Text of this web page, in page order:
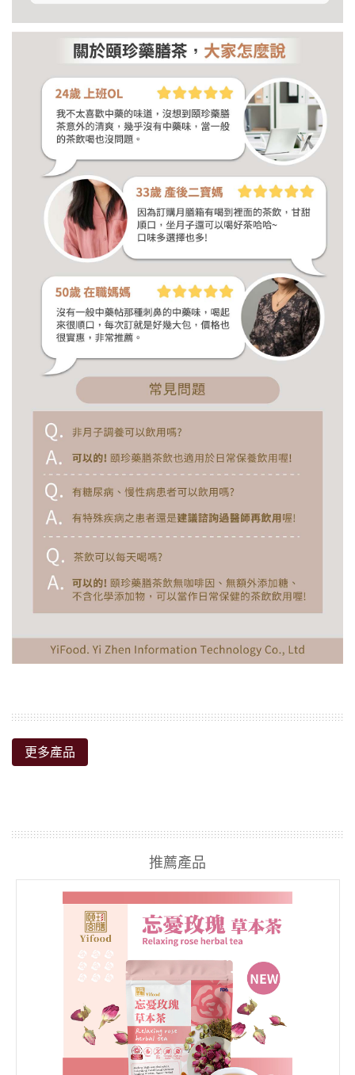
更多產品
推薦產品